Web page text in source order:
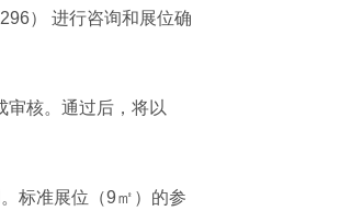
） 进行咨询和展位确
审核。通过后，将以
标准展位（9㎡）的参